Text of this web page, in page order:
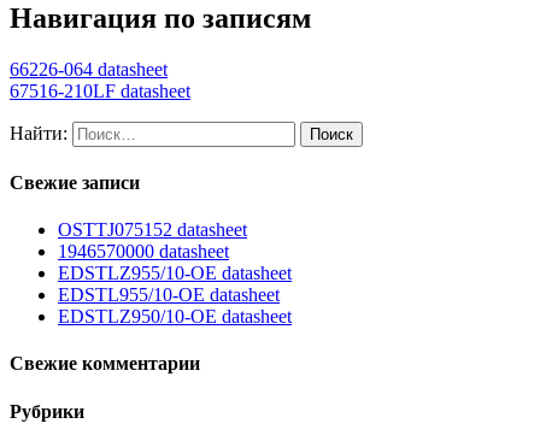
Навигация по записям
66226-064 datasheet
67516-210LF datasheet
Найти:
Свежие записи
OSTTJ075152 datasheet
1946570000 datasheet
EDSTLZ955/10-OE datasheet
EDSTL955/10-OE datasheet
EDSTLZ950/10-OE datasheet
Свежие комментарии
Рубрики